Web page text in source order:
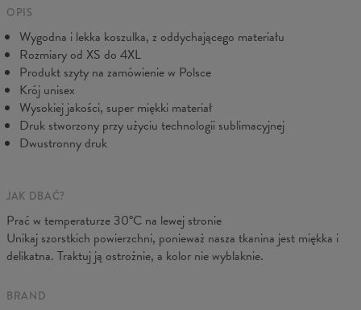
Mierzone na płasko
CM
XS S M L XL 2XL
A - Długość
67
B - Sz.klatki
47 50 53 56
C - Długość ręk.
OPIS
Wygodna i lekka koszulka, z oddychającego materiału
Rozmiary od XS do 4XL
Produkt szyty na zamówienie w Polsce
Krój unisex
Wysokiej jakości, super miękki materiał
Druk stworzony przy użyciu technologii sublimacyjnej
Dwustronny druk
JAK DBAĆ?
Prać w temperaturze 30°C na lewej stronie
Unikaj szorstkich powierzchni, ponieważ nasza tkanina jest miękka i
delikatna. Traktuj ją ostrożnie, a kolor nie wyblaknie.
BRAND